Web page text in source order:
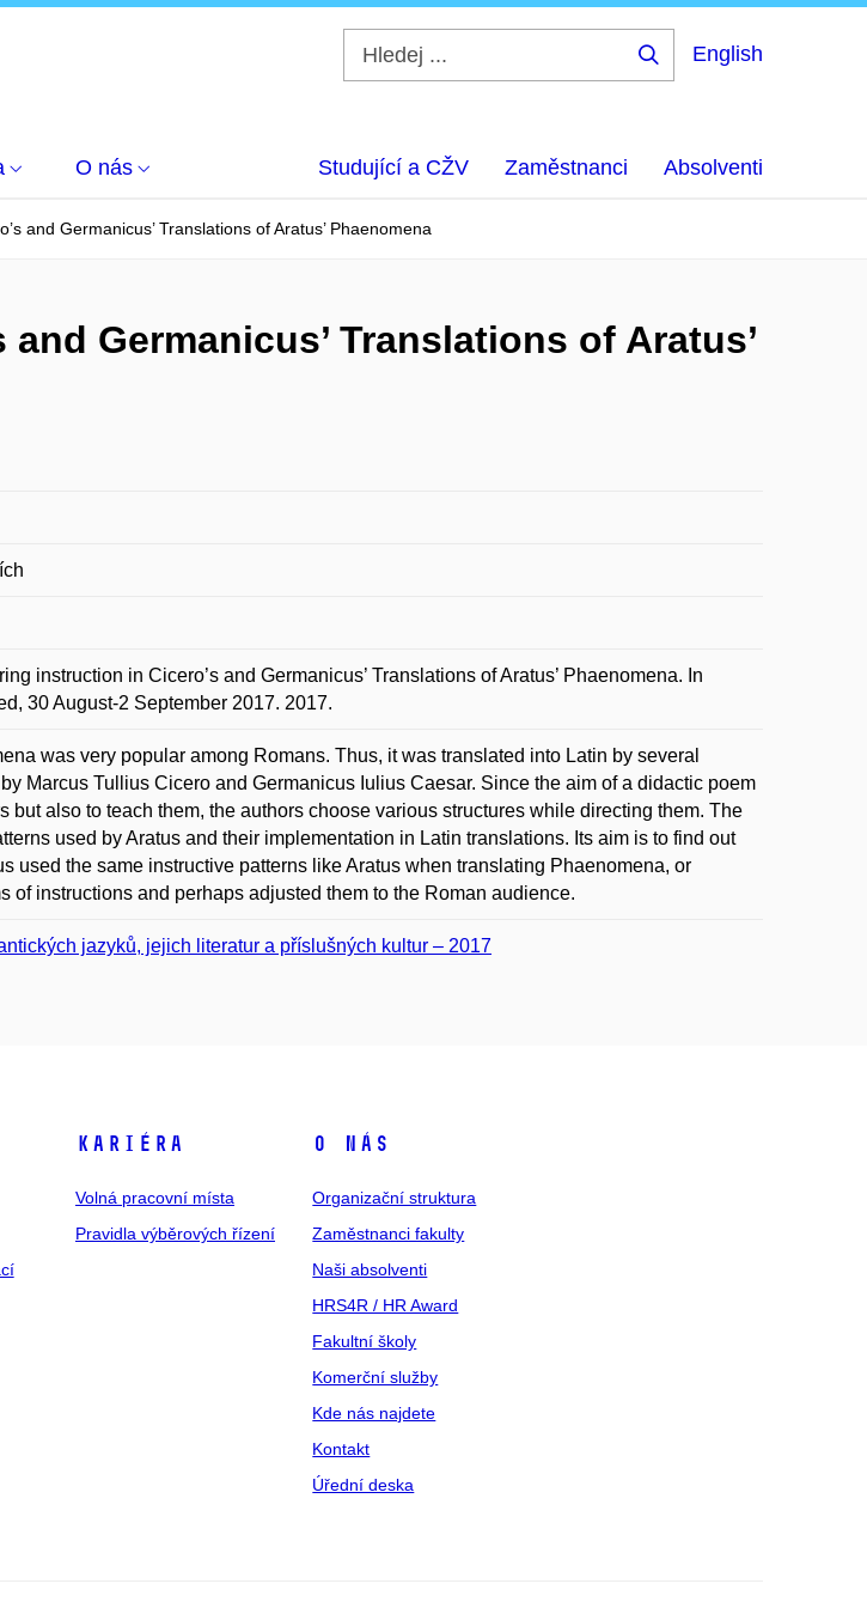
English
O nás Studující a CŽV Zaměstnanci Absolventi
and Germanicus’ Translations of Aratus’ Phaenomena
Germanicus’ Translations of Aratus’
instruction in Cicero’s and Germanicus’ Translations of Aratus’ Phaenomena. In
30 August-2 September 2017. 2017.
was very popular among Romans. Thus, it was translated into Latin by several
Marcus Tullius Cicero and Germanicus Iulius Caesar. Since the aim of a didactic poem
but also to teach them, the authors choose various structures while directing them. The
used by Aratus and their implementation in Latin translations. Its aim is to find out
used the same instructive patterns like Aratus when translating Phaenomena, or
of instructions and perhaps adjusted them to the Roman audience.
jazyků, jejich literatur a příslušných kultur – 2017
Kariéra
Volná pracovní místa
Pravidla výběrových řízení
O nás
Organizační struktura
Zaměstnanci fakulty
Naši absolventi
HRS4R / HR Award
Fakultní školy
Komerční služby
Kde nás najdete
Kontakt
Úřední deska